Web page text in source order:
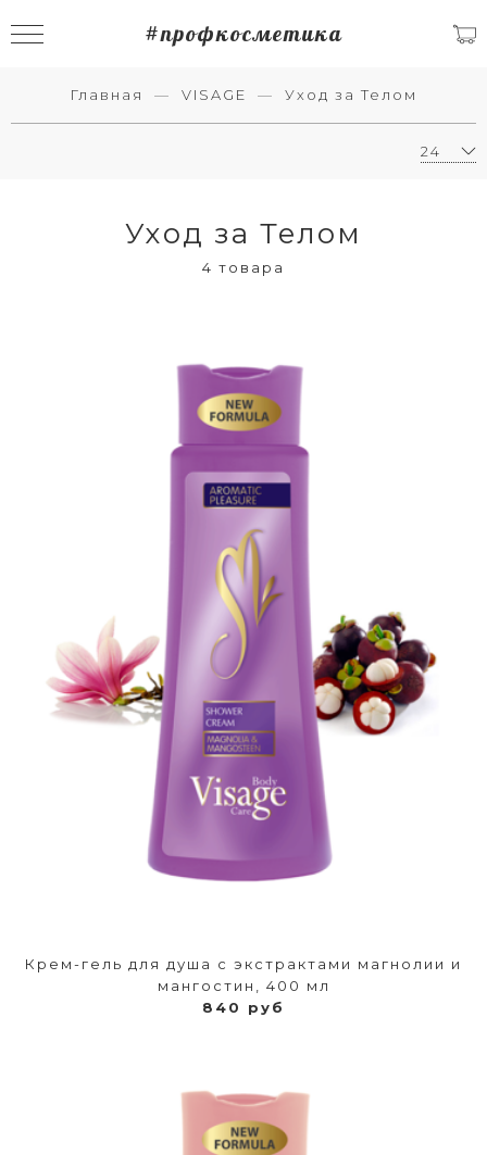
#профкосметика
Главная VISAGE Уход за Телом
Уход за Телом
4 товара
Крем-гель для душа с экстрактами магнолии и
мангостин, 400 мл
840 руб